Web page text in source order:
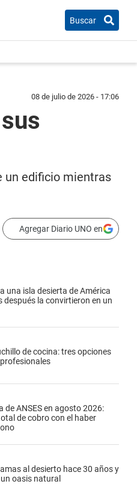
Buscar
08 de julio de 2026 - 17:06
un edificio mientras
Agregar Diario UNO en
una isla desierta de América
después la convirtieron en un
de cocina: tres opciones
de ANSES en agosto 2026:
de cobro con el haber
al desierto hace 30 años y
oasis natural